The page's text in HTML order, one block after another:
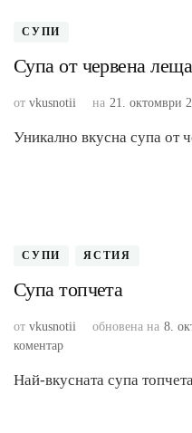
СУПИ
Супа от червена леща
от vkusnotii на 21. октомври
Уникално вкусна супа от
СУПИ ЯСТИЯ
Супа топчета
от vkusnotii обновена на 8.
коментаркъм
топчета
Най-вкусната супа